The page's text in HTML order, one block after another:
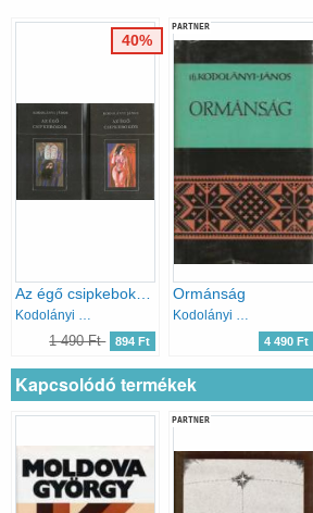
Kodolányi János
1 490 Ft 894 Ft
40%
PARTNER
Ormánság
Kodolányi János
4 490 Ft
Kapcsolódó termékek
PARTNER